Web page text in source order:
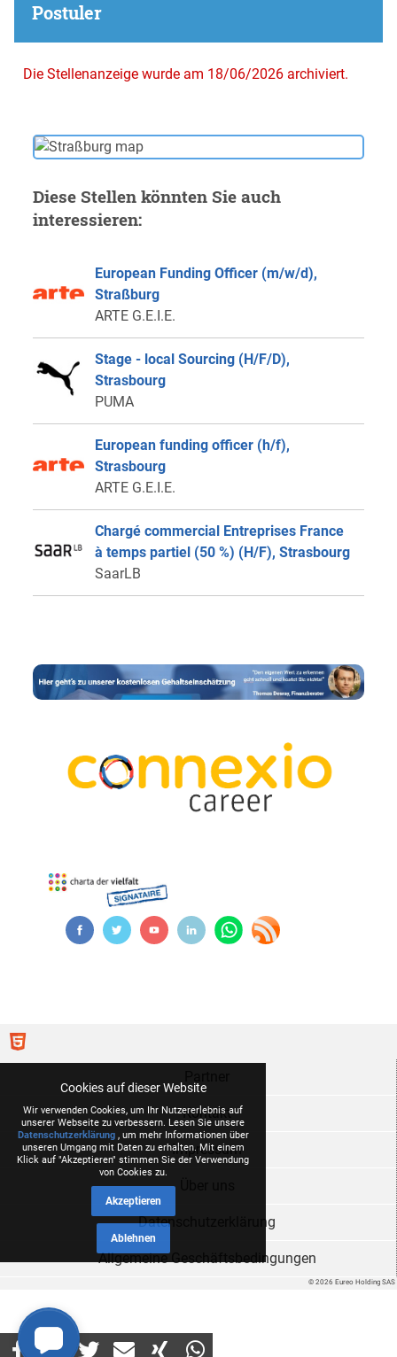
Postuler
Die Stellenanzeige wurde am 18/06/2026 archiviert.
Diese Stellen könnten Sie auch
interessieren:
European Funding Officer (m/w/d),
Straßburg
ARTE G.E.I.E.
Stage - local Sourcing (H/F/D),
Strasbourg
PUMA
European funding officer (h/f),
Strasbourg
ARTE G.E.I.E.
Chargé commercial Entreprises France
à temps partiel (50 %) (H/F), Strasbourg
SaarLB
Cookies auf dieser Website
Wir verwenden Cookies, um Ihr Nutzererlebnis auf
unserer Webseite zu verbessern. Lesen Sie unsere
Datenschutzerklärung, um mehr Informationen über
unseren Umgang mit Daten zu erhalten. Mit einem
Klick auf "Akzeptieren" stimmen Sie der Verwendung
von Cookies zu.
Akzeptieren
Ablehnen
© 2026 Eureo Holding SAS
Kontakt
Impressum
Datenschutzerklärung
Allgemeine Geschäftsbedingungen